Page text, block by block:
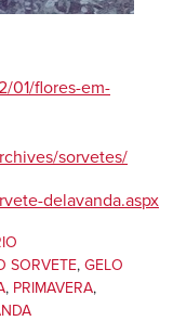
01/flores-em-
sorvetes/
delavanda.aspx
SORVETE, GELO
, PRIMAVERA,